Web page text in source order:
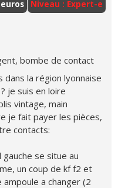
Niveau : Expert-e
bombe de contact
dans la région lyonnaise
je suis en loire
vintage, main
je fait payer les pièces,
contacts:
se situe au
un coup de kf f2 et
a changer (2